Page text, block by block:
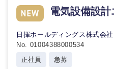
電気設備設
日揮ホールディングス株式会社
No. 01004388000534
正社員
急募